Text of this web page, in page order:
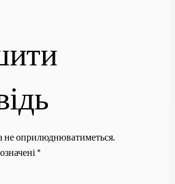
не оприлюднюватиметься.
*